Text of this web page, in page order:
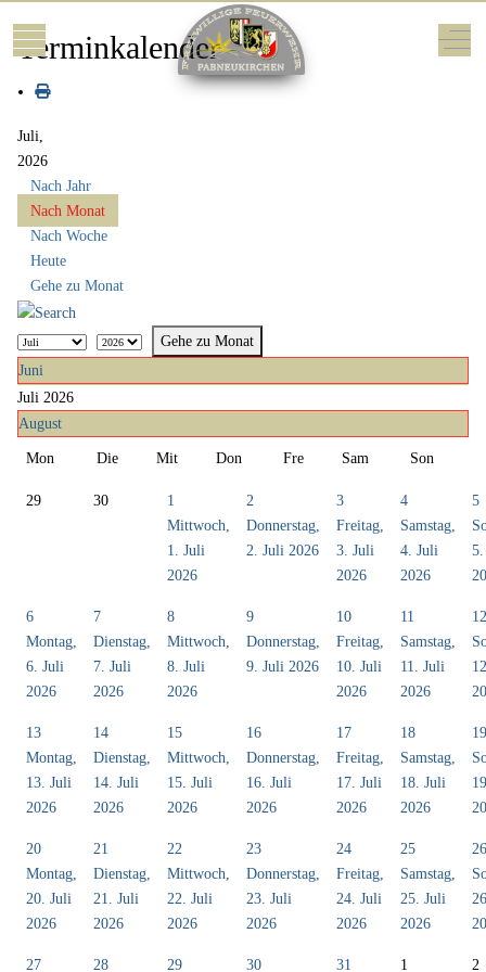
Mobile Menu Toggle Off-
Terminkalender
Juli,
2026
Nach Jahr
Nach Monat
Nach Woche
Heute
Gehe zu Monat
Gehe zu Monat
Juni
Juli 2026
August
Mon Die Mit Don Fre Sam Son
29 30
1
Mittwoch,
1. Juli
2026
2
Donnerstag,
2. Juli 2026
3
Freitag,
3. Juli
2026
4
Samstag,
4. Juli
2026
5
6
Montag,
6. Juli
2026
7
Dienstag,
7. Juli
2026
8
Mittwoch,
8. Juli
2026
9
Donnerstag,
9. Juli 2026
10
Freitag,
10. Juli
2026
11
Samstag,
11. Juli
2026
13
Montag,
13. Juli
2026
14
Dienstag,
14. Juli
2026
15
Mittwoch,
15. Juli
2026
16
Donnerstag,
16. Juli
2026
17
Freitag,
17. Juli
2026
18
Samstag,
18. Juli
2026
20
Montag,
20. Juli
2026
21
Dienstag,
21. Juli
2026
22
Mittwoch,
22. Juli
2026
23
Donnerstag,
23. Juli
2026
24
Freitag,
24. Juli
2026
25
Samstag,
25. Juli
2026
27
28
29
30
31
1 2